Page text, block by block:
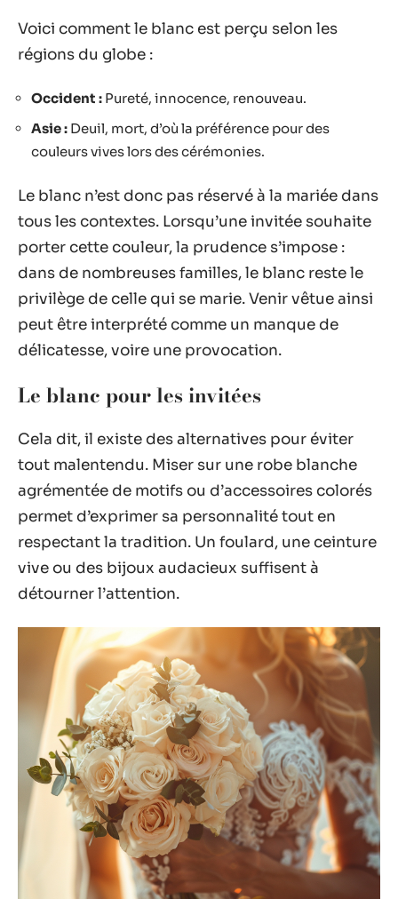
Voici comment le blanc est perçu selon les
régions du globe :
Occident : Pureté, innocence, renouveau.
Asie : Deuil, mort, d’où la préférence pour des
couleurs vives lors des cérémonies.
Le blanc n’est donc pas réservé à la mariée dans
tous les contextes. Lorsqu’une invitée souhaite
porter cette couleur, la prudence s’impose :
dans de nombreuses familles, le blanc reste le
privilège de celle qui se marie. Venir vêtue ainsi
peut être interprété comme un manque de
délicatesse, voire une provocation.
Le blanc pour les invitées
Cela dit, il existe des alternatives pour éviter
tout malentendu. Miser sur une robe blanche
agrémentée de motifs ou d’accessoires colorés
permet d’exprimer sa personnalité tout en
respectant la tradition. Un foulard, une ceinture
vive ou des bijoux audacieux suffisent à
détourner l’attention.